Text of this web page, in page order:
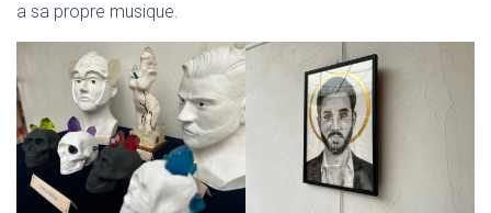
a sa propre musique.